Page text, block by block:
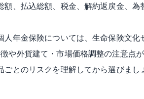
、払込総額、税金、解約返戻金、
人年金保険については、生命保険文化
や外貨建て・市場価格調整の注意点
とのリスクを理解してから選びまし